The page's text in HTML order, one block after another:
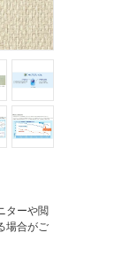
ターや閲
場合がご